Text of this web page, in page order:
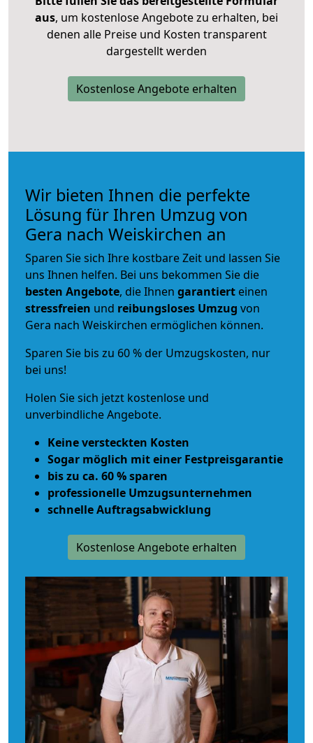
aus, um kostenlose Angebote zu erhalten, bei
denen alle Preise und Kosten transparent
dargestellt werden
Kostenlose Angebote erhalten
Wir bieten Ihnen die perfekte
Lösung für Ihren Umzug von
Gera nach Weiskirchen an
Sparen Sie sich Ihre kostbare Zeit und lassen Sie
uns Ihnen helfen. Bei uns bekommen Sie die
besten Angebote, die Ihnen garantiert einen
stressfreien und reibungsloses Umzug von
Gera nach Weiskirchen ermöglichen können.
Sparen Sie bis zu 60 % der Umzugskosten, nur
bei uns!
Holen Sie sich jetzt kostenlose und
unverbindliche Angebote.
Keine versteckten Kosten
Sogar möglich mit einer Festpreisgarantie
bis zu ca. 60 % sparen
professionelle Umzugsunternehmen
schnelle Auftragsabwicklung
Kostenlose Angebote erhalten